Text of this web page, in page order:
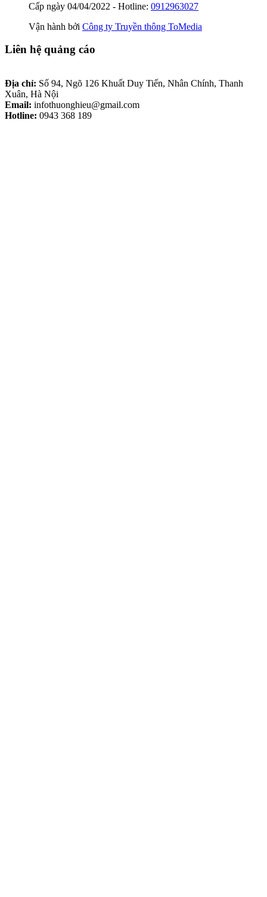
Cấp ngày 04/04/2022 - Hotline: 0912963027
Vận hành bởi Công ty Truyền thông ToMedia
Liên hệ quảng cáo
Địa chỉ: Số 94, Ngõ 126 Khuất Duy Tiến, Nhân Chính, Thanh
Xuân, Hà Nội
Email: infothuonghieu@gmail.com
Hotline: 0943 368 189